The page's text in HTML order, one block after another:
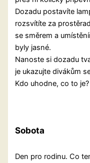
Dozadu postavíte
rozsvítíte za
se směrem a
byly jasné.
Nanoste si dozadu
je ukazujte divákům
Kdo uhodne, co to
Sobota
Den pro rodinu. Co